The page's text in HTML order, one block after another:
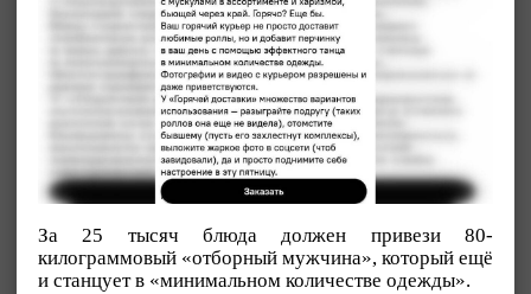
За 25 тысяч блюда должен привези 80-
килограммовый «отборный мужчина», который ещё
и станцует в «минимальном количестве одежды».